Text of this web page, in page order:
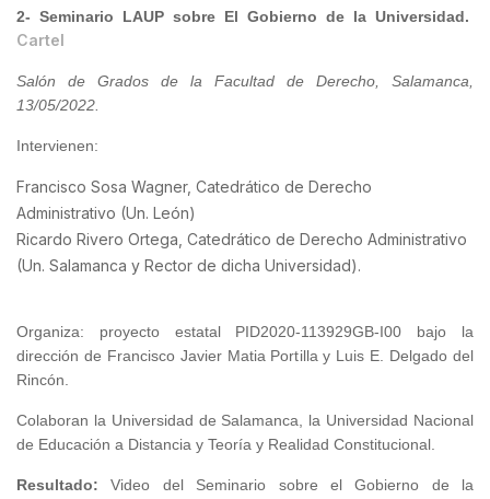
2- Seminario LAUP sobre El Gobierno de la Universidad.
Cartel
Salón de Grados de la Facultad de Derecho, Salamanca,
13/05/2022
Intervienen:
Francisco Sosa Wagner, Catedrático de Derecho
Administrativo (Un. León)
Ricardo Rivero Ortega, Catedrático de Derecho Administrativo
(Un. Salamanca y Rector de dicha Universidad).
Organiza: proyecto estatal PID2020-113929GB-I00 bajo la
dirección de Francisco Javier Matia Portilla y Luis E. Delgado del
Rincón.
Colaboran la Universidad de Salamanca, la Universidad Nacional
de Educación a Distancia y Teoría y Realidad Constitucional.
Resultado: Video del Seminario sobre el Gobierno de la